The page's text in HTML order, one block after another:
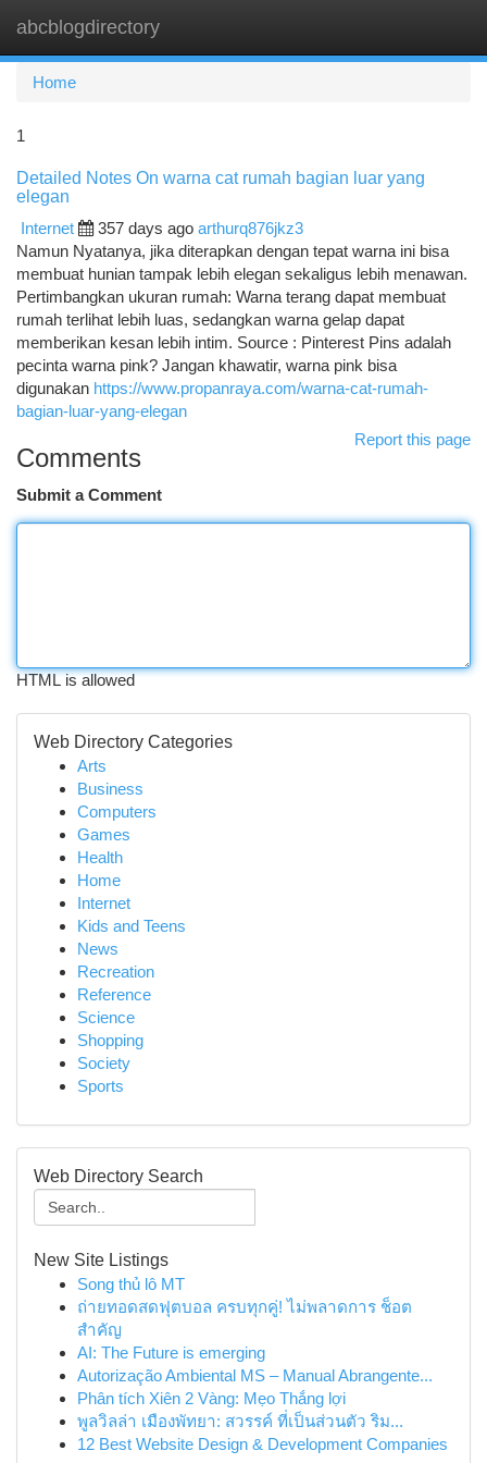
abcblogdirectory
Home
1
Detailed Notes On warna cat rumah bagian luar yang
elegan
Internet
357 days ago arthurq876jkz3
Namun Nyatanya, jika diterapkan dengan tepat warna ini bisa
membuat hunian tampak lebih elegan sekaligus lebih menawan.
Pertimbangkan ukuran rumah: Warna terang dapat membuat
rumah terlihat lebih luas, sedangkan warna gelap dapat
memberikan kesan lebih intim. Source : Pinterest Pins adalah
pecinta warna pink? Jangan khawatir, warna pink bisa
digunakan https://www.propanraya.com/warna-cat-rumah-
bagian-luar-yang-elegan
Report this page
Comments
Submit a Comment
HTML is allowed
Web Directory Categories
Arts
Business
Computers
Games
Health
Home
Internet
Kids and Teens
News
Recreation
Reference
Science
Shopping
Society
Sports
Web Directory Search
New Site Listings
Song thủ lô MT
ถ่ายทอดสดฟุตบอล ครบทุกคู่! ไม่พลาดการ ช็อต
สำคัญ
AI: The Future is emerging
Autorização Ambiental MS – Manual Abrangente...
Phân tích Xiên 2 Vàng: Mẹo Thắng lợi
พูลวิลล่า เมืองพัทยา: สวรรค์ ที่เป็นส่วนตัว ริม...
12 Best Website Design & Development Companies